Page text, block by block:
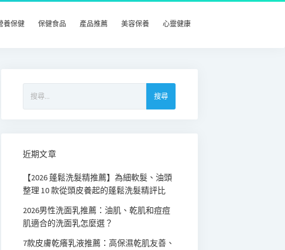
養保健 保健食品 產品推薦 美容保養 心靈健康
近期文章
【2026 蓬鬆洗髮精推薦】為細軟髮、油頭
整理 10 款從頭皮養起的蓬鬆洗髮精評比
2026男性洗面乳推薦：油肌、乾肌和痘痘
肌適合的洗面乳怎麼選？
7款皮膚乾癢乳液推薦：高保濕乾肌友善、